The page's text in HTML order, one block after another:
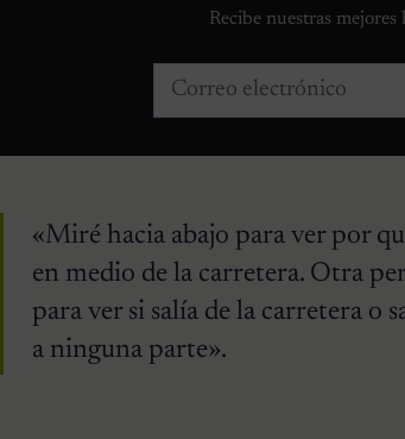
Recibe nuestras
Correo electrónico
«Miré hacia abajo para ver por
en medio de la carretera. Otra
para ver si salía de la carretera o
a ninguna parte».